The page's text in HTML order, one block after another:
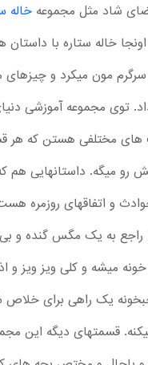
شاد مثل مجموعه خاله
خاله ستاره با داستان
مون میکرد و
توی مجموعه آموزشی
مختلفی هستن که هر
رو میگه. داستانهایی هم
و اتفاقهای روزمره
راجع به یک مگس گنده و
میشه و کلی ویز ویز و
یک راهی برای
قسمتهای دیگه این